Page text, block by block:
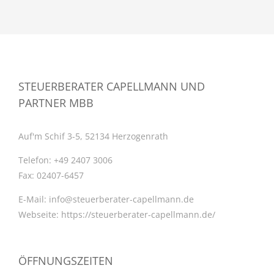
STEUERBERATER CAPELLMANN UND
PARTNER MBB
Auf'm Schif 3-5, 52134 Herzogenrath
Telefon: +49 2407 3006
Fax: 02407-6457
E-Mail: info@steuerberater-capellmann.de
Webseite: https://steuerberater-capellmann.de/
ÖFFNUNGSZEITEN